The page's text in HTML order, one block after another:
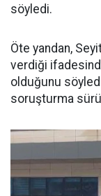
söyledi.
Öte yandan,
verdiği
olduğunu
soruşturma